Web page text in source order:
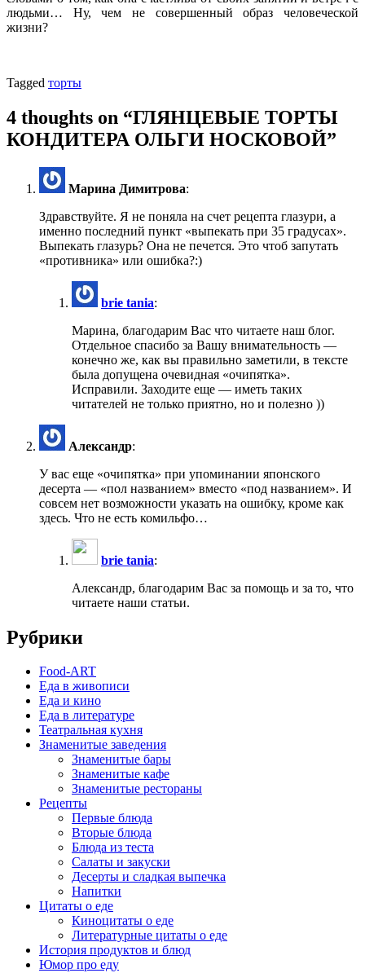
людьми… Ну, чем не совершенный образ человеческой
жизни?
Tagged торты
4 thoughts on “ГЛЯНЦЕВЫЕ ТОРТЫ
КОНДИТЕРА ОЛЬГИ НОСКОВОЙ”
Марина Димитрова:
Здравствуйте. Я не поняла на счет рецепта глазури, а
именно последний пункт «выпекать при 35 градусах».
Выпекать глазурь? Она не печется. Это чтоб запутать
«противника» или ошибка?:)
brie tania:
Марина, благодарим Вас что читаете наш блог.
Отдельное спасибо за Вашу внимательность —
конечно же, как вы правильно заметили, в тексте
была допущена очевидная «очипятка».
Исправили. Заходите еще — иметь таких
читателей не только приятно, но и полезно ))
Александр:
У вас еще «очипятка» при упоминании японского
десерта — «пол названием» вместо «под названием». И
совсем нет возможности указать на ошибку, кроме как
здесь. Что не есть комильфо…
brie tania:
Александр, благодарим Ваc за помощь и за то, что
читаете наши статьи.
Рубрики
Food-ART
Еда в живописи
Еда и кино
Еда в литературе
Театральная кухня
Знаменитые заведения
Знаменитые бары
Знаменитые кафе
Знаменитые рестораны
Рецепты
Первые блюда
Вторые блюда
Блюда из теста
Салаты и закуски
Десерты и сладкая выпечка
Напитки
Цитаты о еде
Киноцитаты о еде
Литературные цитаты o еде
История продуктов и блюд
Юмор про еду